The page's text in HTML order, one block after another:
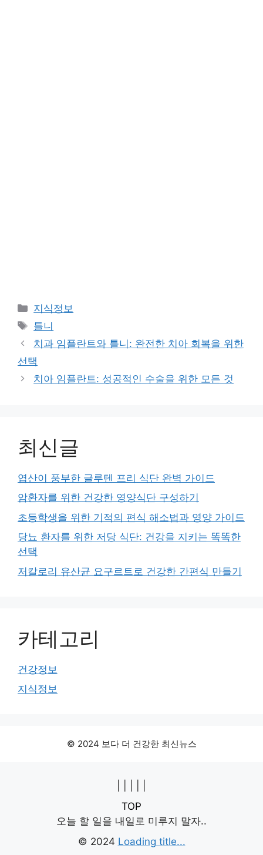
Categories
지식정보
Tags
틀니
치과 임플란트와 틀니: 완전한 치아 회복을 위한
선택
치아 임플란트: 성공적인 수술을 위한 모든 것
최신글
엽산이 풍부한 글루텐 프리 식단 완벽 가이드
암환자를 위한 건강한 영양식단 구성하기
초등학생을 위한 기적의 편식 해소법과 영양 가이드
당뇨 환자를 위한 저당 식단: 건강을 지키는 똑똑한
선택
저칼로리 유산균 요구르트로 건강한 간편식 만들기
카테고리
건강정보
지식정보
© 2024 보다 더 건강한 최신뉴스
TOP
오늘 할 일을 내일로 미루지 말자..
© 2024 Loading title...